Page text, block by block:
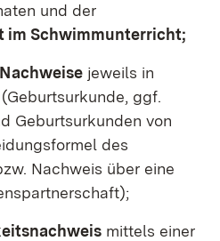
und der
im Schwimmunterricht;
jeweils in
ggf.
Geburtsurkunden von
des
Nachweis über eine
mittels einer